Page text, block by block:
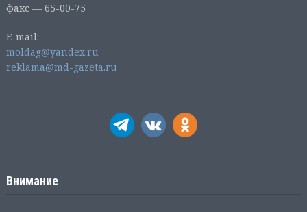
факс — 65-00-75
E-mail:
moldag@yandex.ru
reklama@md-gazeta.ru
Внимание